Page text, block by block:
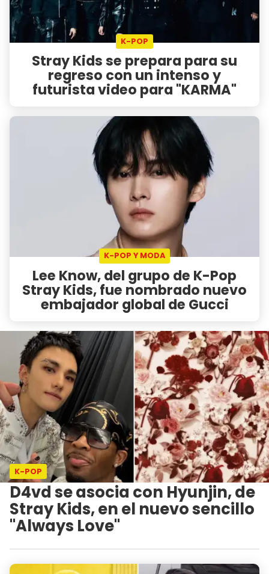
K-POP
Stray Kids se prepara para su
regreso con un intenso y
futurista video para "KARMA"
K-POP Y MODA
Lee Know, del grupo de K-Pop
Stray Kids, fue nombrado nuevo
embajador global de Gucci
K-POP
D4vd se asocia con Hyunjin, de
Stray Kids, en el nuevo sencillo
"Always Love"